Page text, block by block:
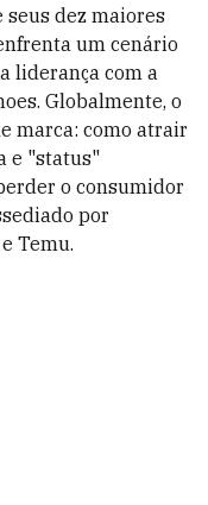
dez maiores
um cenário
liderança com a
Globalmente, o
marca: como atrair
e "status"
o consumidor
por
Temu.